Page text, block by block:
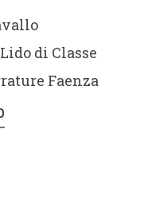
di Classe
Faenza